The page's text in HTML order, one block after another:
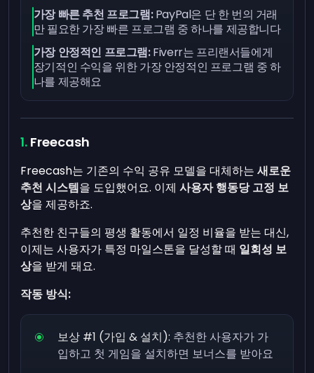
가장 빠른 추천 프로그램:PayPal은 단 한 번의 거래
만 필요한 가장 빠른 프로그램 중 하나를 제공합니다
가장 안정적인 프로그램:Fiverr는 프리랜서들에게
장기적인 수익을 위한 가장 안정적인 프로그램 중 하
나를 제공해요
Freecash
Freecash는 기존의 수익 공유 모델을 대체하는새로운
추천 시스템을 도입했어요. 이제사용자 행동당 고정 보
상을 제공하죠.
추천한 친구들의 평생 활동에서 일정 비율을 받는 대신,
이제는 사용자가 특정 마일스톤을 달성할 때 일회성 보
상을 받게 돼요.
작동 방식:
보상 #1 (가입 & 설치): 추천한 사용자가 가
입하고 첫 게임을 설치하면 보너스를 받아요